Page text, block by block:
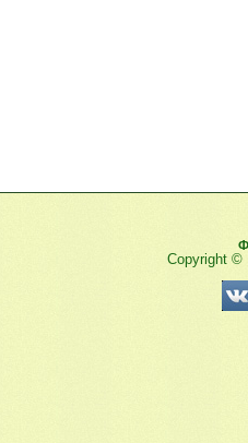
Copyright ©